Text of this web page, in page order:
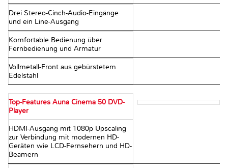
Drei Stereo-Cinch-Audio-Eingänge
und ein Line-Ausgang
Komfortable Bedienung über
Fernbedienung und Armatur
Vollmetall-Front aus gebürstetem
Edelstahl
Top-Features Auna Cinema 50 DVD-
Player
HDMI-Ausgang mit 1080p Upscaling
zur Verbindung mit modernen HD-
Geräten wie LCD-Fernsehern und HD-
Beamern